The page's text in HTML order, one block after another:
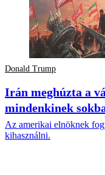
Donald Trump
Irán meghúzta a
mindenkinek
Az amerikai elnöknek
kihasználni.